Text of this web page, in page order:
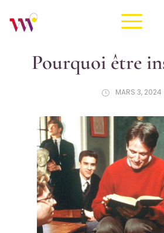
Pourquoi être
MARS 3, 2024